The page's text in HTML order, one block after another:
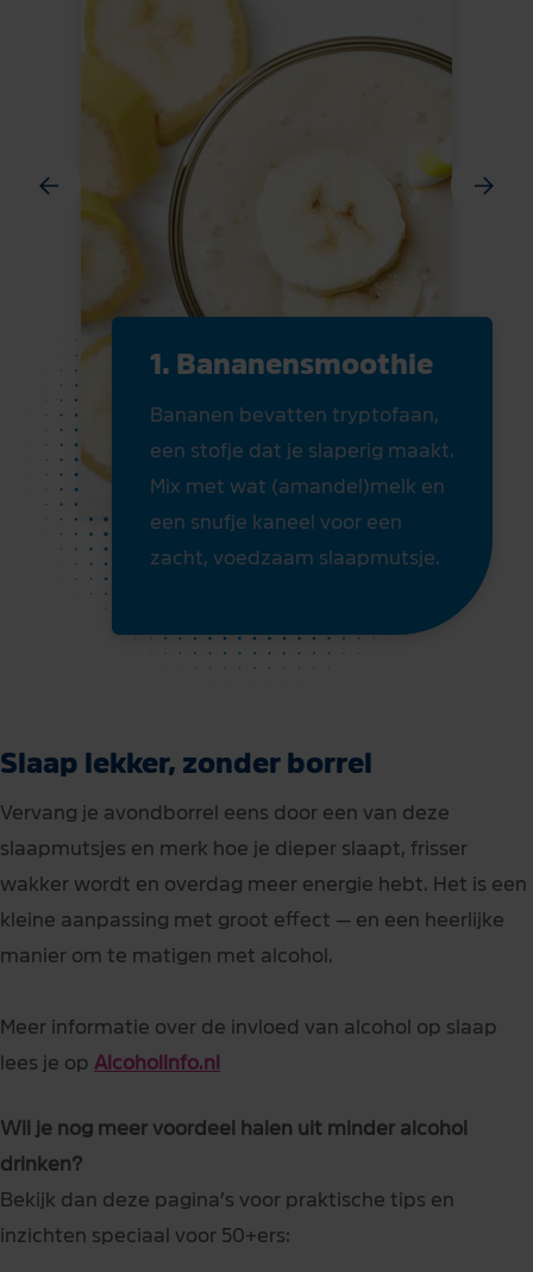
1. Bananensmoothie
Bananen bevatten tryptofaan,
een stofje dat je slaperig maakt.
Mix met wat (amandel)melk en
een snufje kaneel voor een
zacht, voedzaam slaapmutsje.
Slaap lekker, zonder borrel
Vervang je avondborrel eens door een van deze
slaapmutsjes en merk hoe je dieper slaapt, frisser
wakker wordt en overdag meer energie hebt. Het is een
kleine aanpassing met groot effect — en een heerlijke
manier om te matigen met alcohol.
Meer informatie over de invloed van alcohol op slaap
lees je op Alcoholinfo.nl
Wil je nog meer voordeel halen uit minder alcohol
drinken?
Bekijk dan deze pagina’s voor praktische tips en
inzichten speciaal voor 50+ers: